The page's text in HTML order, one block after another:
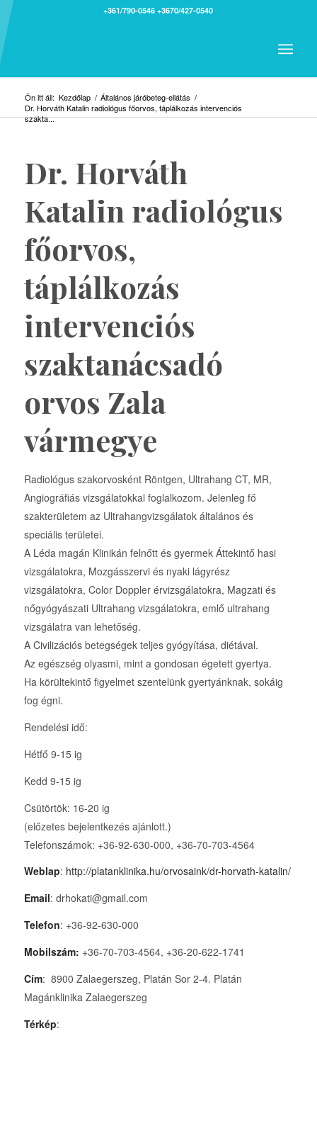
+361/790-0546 +3670/427-0540
Ön itt áll: Kezdőlap / Általános járóbeteg-ellátás /
Dr. Horváth Katalin radiológus főorvos, táplálkozás intervenciós
szakta...
Dr. Horváth
Katalin radiológus
főorvos,
táplálkozás
intervenciós
szaktanácsadó
orvos Zala
vármegye
Radiológus szakorvosként Röntgen, Ultrahang CT, MR,
Angiográfiás vizsgálatokkal foglalkozom. Jelenleg fő
szakterületem az Ultrahangvizsgálatok általános és
speciális területei.
A Léda magán Klinikán felnőtt és gyermek Áttekintő hasi
vizsgálatokra, Mozgásszervi és nyaki lágyrész
vizsgálatokra, Color Doppler érvizsgálatokra, Magzati és
nőgyógyászati Ultrahang vizsgálatokra, emlő ultrahang
vizsgálatra van lehetőség.
A Civilizációs betegségek teljes gyógyítása, diétával.
Az egészség olyasmi, mint a gondosan égetett gyertya.
Ha körültekintő figyelmet szentelünk gyertyánknak, sokáig
fog égni.
Rendelési idő:
Hétfő 9-15 ig
Kedd 9-15 ig
Csütörtök: 16-20 ig
(előzetes bejelentkezés ajánlott.)
Telefonszámok: +36-92-630-000, +36-70-703-4564
Weblap: http://platanklinika.hu/orvosaink/dr-horvath-katalin/
Email: drhokati@gmail.com
Telefon: +36-92-630-000
Mobilszám: +36-70-703-4564, +36-20-622-1741
Cím: 8900 Zalaegerszeg, Platán Sor 2-4. Platán
Magánklinika Zalaegerszeg
Térkép: